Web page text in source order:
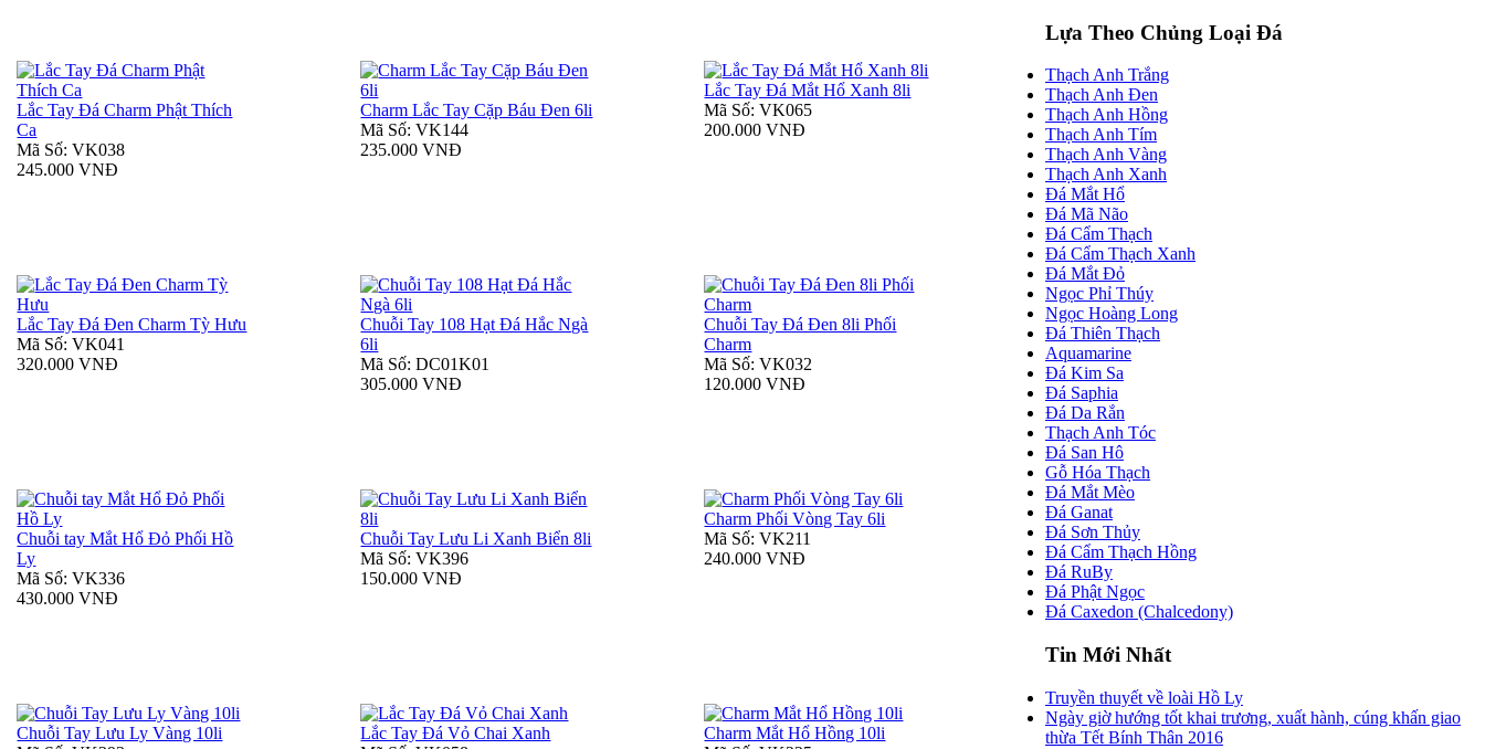
Lắc Tay Đá Charm Phật Thích
Ca
Mã Số: VK038
245.000 VNĐ
Charm Lắc Tay Cặp Báu Đen 6li
Mã Số: VK144
235.000 VNĐ
Lắc Tay Đá Mắt Hổ Xanh 8li
Mã Số: VK065
200.000 VNĐ
Lắc Tay Đá Đen Charm Tỳ Hưu
Mã Số: VK041
320.000 VNĐ
Chuỗi Tay 108 Hạt Đá Hắc Ngà
6li
Mã Số: DC01K01
305.000 VNĐ
Chuỗi Tay Đá Đen 8li Phối
Charm
Mã Số: VK032
120.000 VNĐ
Chuỗi tay Mắt Hổ Đỏ Phối Hồ
Ly
Mã Số: VK336
430.000 VNĐ
Chuỗi Tay Lưu Li Xanh Biển 8li
Mã Số: VK396
150.000 VNĐ
Charm Phối Vòng Tay 6li
Mã Số: VK211
240.000 VNĐ
Chuỗi Tay Lưu Ly Vàng 10li
Lắc Tay Đá Vỏ Chai Xanh
Charm Mắt Hổ Hồng 10li
Lựa Theo Chủng Loại Đá
Thạch Anh Trắng
Thạch Anh Đen
Thạch Anh Hồng
Thạch Anh Tím
Thạch Anh Vàng
Thạch Anh Xanh
Đá Mắt Hổ
Đá Mã Não
Đá Cẩm Thạch
Đá Cẩm Thạch Xanh
Đá Mắt Đỏ
Ngọc Phỉ Thúy
Ngọc Hoàng Long
Đá Thiên Thạch
Aquamarine
Đá Kim Sa
Đá Saphia
Đá Da Rắn
Thạch Anh Tóc
Đá San Hô
Gỗ Hóa Thạch
Đá Mắt Mèo
Đá Ganat
Đá Sơn Thủy
Đá Cẩm Thạch Hồng
Đá RuBy
Đá Phật Ngọc
Đá Caxedon (Chalcedony)
Tin Mới Nhất
Truyền thuyết về loài Hồ Ly
Ngày giờ hướng tốt khai trương, xuất hành, cúng khấn giao
thừa Tết Bính Thân 2016